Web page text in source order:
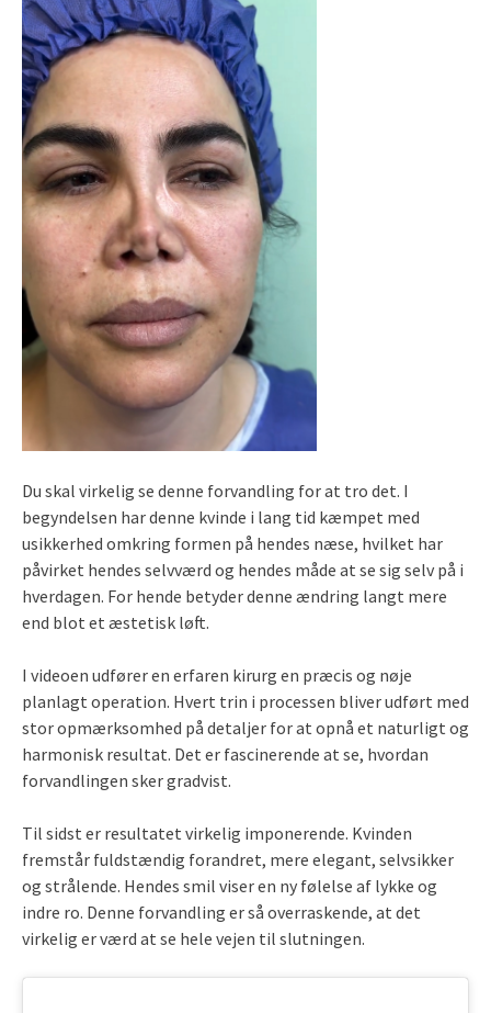
Du skal virkelig se denne forvandling for at tro det. I
begyndelsen har denne kvinde i lang tid kæmpet med
usikkerhed omkring formen på hendes næse, hvilket har
påvirket hendes selvværd og hendes måde at se sig selv på i
hverdagen. For hende betyder denne ændring langt mere
end blot et æstetisk løft.
I videoen udfører en erfaren kirurg en præcis og nøje
planlagt operation. Hvert trin i processen bliver udført med
stor opmærksomhed på detaljer for at opnå et naturligt og
harmonisk resultat. Det er fascinerende at se, hvordan
forvandlingen sker gradvist.
Til sidst er resultatet virkelig imponerende. Kvinden
fremstår fuldstændig forandret, mere elegant, selvsikker
og strålende. Hendes smil viser en ny følelse af lykke og
indre ro. Denne forvandling er så overraskende, at det
virkelig er værd at se hele vejen til slutningen.